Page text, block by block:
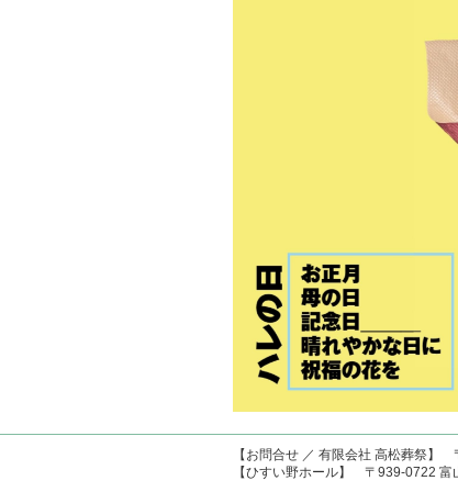
【お問合せ ／ 有限会社 高松葬祭
【ひすい野ホール】 〒939-0722